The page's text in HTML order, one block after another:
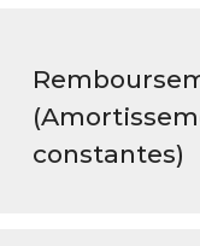
constantes)